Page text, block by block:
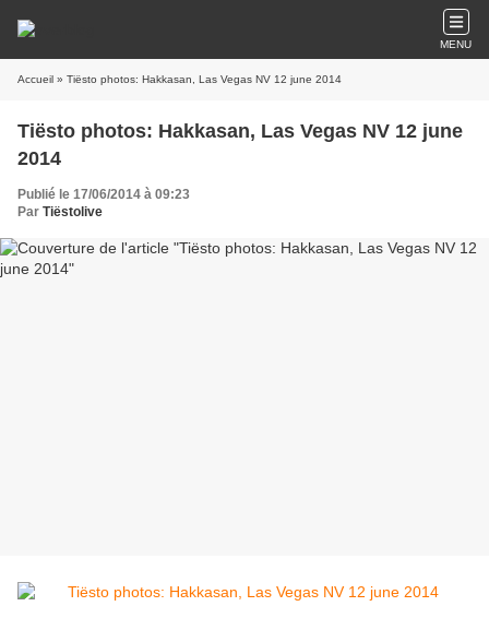
MENU
Accueil » Tiësto photos: Hakkasan, Las Vegas NV 12 june 2014
Tiësto photos: Hakkasan, Las Vegas NV 12 june
2014
Publié le 17/06/2014 à 09:23
Par Tiëstolive